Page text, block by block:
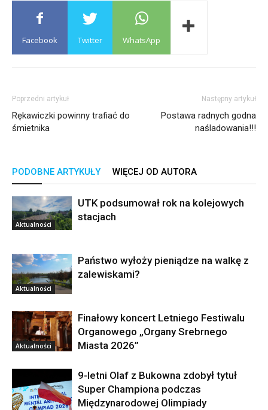
Facebook Twitter WhatsApp
Poprzedni artykuł
Rękawiczki powinny trafiać do
śmietnika
Następny artykuł
Postawa radnych godna
naśladowania!!!
PODOBNE ARTYKUŁY WIĘCEJ OD AUTORA
Aktualności
UTK podsumował rok na kolejowych
stacjach
Aktualności
Państwo wyłoży pieniądze na walkę z
zalewiskami?
Aktualności
Finałowy koncert Letniego Festiwalu
Organowego „Organy Srebrnego
Miasta 2026”
9-letni Olaf z Bukowna zdobył tytuł
Super Championa podczas
Międzynarodowej Olimpiady